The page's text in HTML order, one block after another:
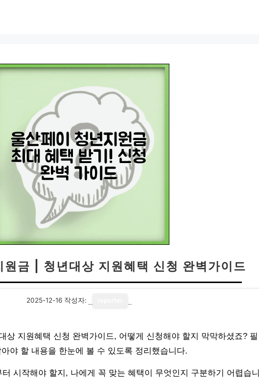
원금 | 청년대상 지원혜택 신청 완벽가이드
2025-12-16 작성자:
상 지원혜택 신청 완벽가이드, 어떻게 신청해야 할지 막막하셨죠? 필
야 할 내용을 한눈에 볼 수 있도록 정리했습니다.
시작해야 할지, 나에게 꼭 맞는 혜택이 무엇인지 구분하기 어렵습니